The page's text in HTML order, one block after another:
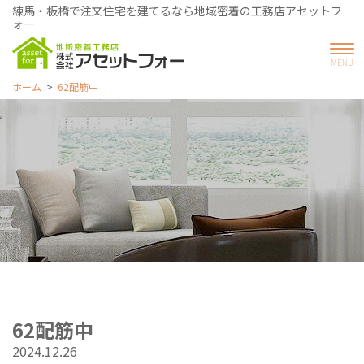
練馬・板橋で注文住宅を建てるなら地域密着の工務店アセットフ
ォー
ホーム 62配筋中
62配筋中
2024.12.26